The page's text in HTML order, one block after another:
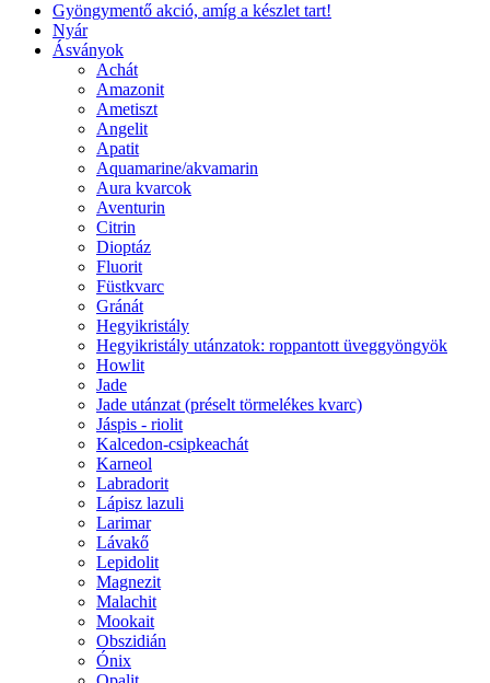
Gyöngymentő akció, amíg a készlet tart!
Nyár
Ásványok
Achát
Amazonit
Ametiszt
Angelit
Apatit
Aquamarine/akvamarin
Aura kvarcok
Aventurin
Citrin
Dioptáz
Fluorit
Füstkvarc
Gránát
Hegyikristály
Hegyikristály utánzatok: roppantott üveggyöngyök
Howlit
Jade
Jade utánzat (préselt törmelékes kvarc)
Jáspis - riolit
Kalcedon-csipkeachát
Karneol
Labradorit
Lápisz lazuli
Larimar
Lávakő
Lepidolit
Magnezit
Malachit
Mookait
Obszidián
Ónix